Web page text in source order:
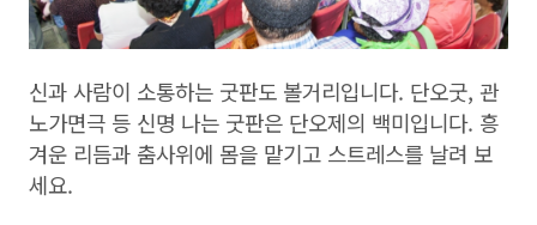
신과 사람이 소통하는 굿판도 볼거리입니다. 단오굿, 관
노가면극 등 신명 나는 굿판은 단오제의 백미입니다. 흥
겨운 리듬과 춤사위에 몸을 맡기고 스트레스를 날려 보
세요.